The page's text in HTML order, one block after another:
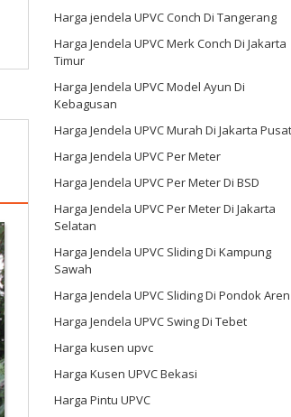
Harga jendela UPVC Conch Di Tangerang
Harga Jendela UPVC Merk Conch Di Jakarta
Timur
Harga Jendela UPVC Model Ayun Di
Kebagusan
Harga Jendela UPVC Murah Di Jakarta Pusat
Harga Jendela UPVC Per Meter
Harga Jendela UPVC Per Meter Di BSD
Harga Jendela UPVC Per Meter Di Jakarta
Selatan
Harga Jendela UPVC Sliding Di Kampung
Sawah
Harga Jendela UPVC Sliding Di Pondok Aren
Harga Jendela UPVC Swing Di Tebet
Harga kusen upvc
Harga Kusen UPVC Bekasi
Harga Pintu UPVC